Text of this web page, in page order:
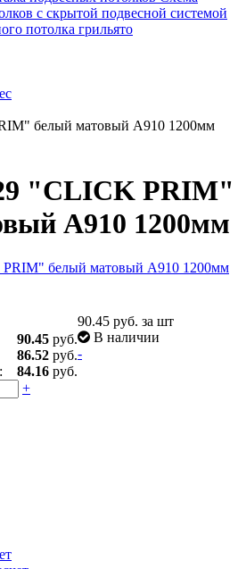
с скрытой подвесной системой
потолка грильято
белый матовый A910 1200мм
"CLICK PRIM"
A910 1200мм
90.45 руб.
86.52 руб.
84.16 руб.
90.45 руб. за шт
В наличии
-
+